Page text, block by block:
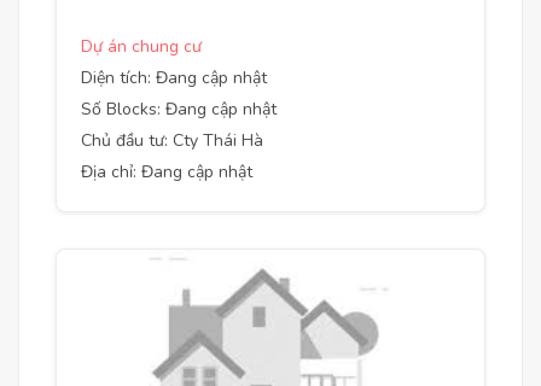
Dự án chung cư
Diện tích: Đang cập nhật
Số Blocks: Đang cập nhật
Chủ đầu tư: Cty Thái Hà
Địa chỉ: Đang cập nhật